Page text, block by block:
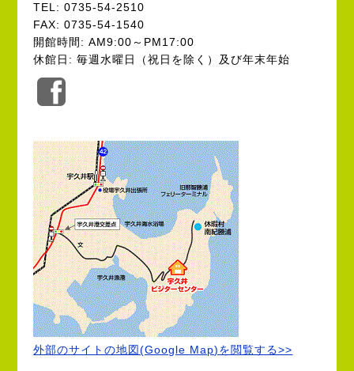
TEL: 0735-54-2510
FAX: 0735-54-1540
開館時間: AM9:00～PM17:00
休館日: 毎週水曜日（祝日を除く）及び年末年始
式
Facebook
外部のサイトの地図(Google Map)を閲覧する>>